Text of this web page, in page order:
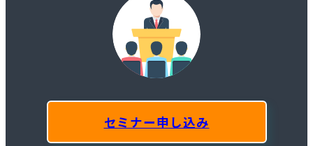
セミナー申し込み